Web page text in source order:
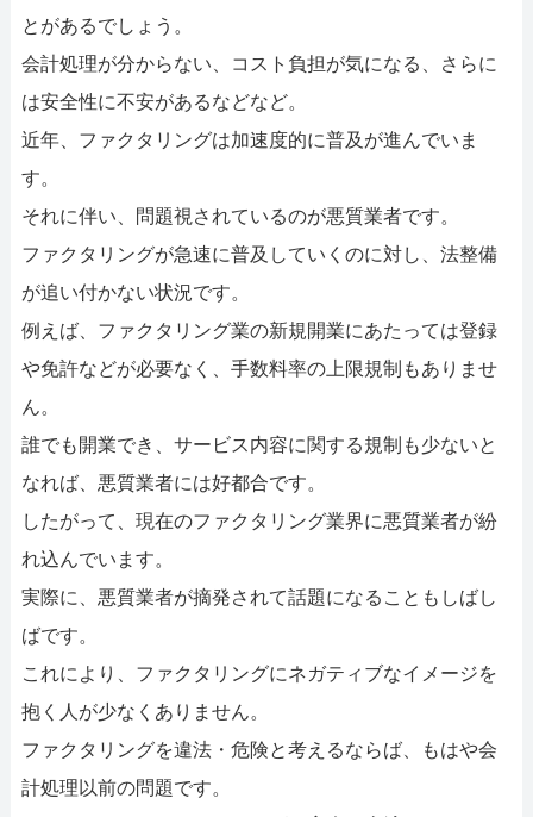
とがあるでしょう。
会計処理が分からない、コスト負担が気になる、さらに
は安全性に不安があるなどなど。
近年、ファクタリングは加速度的に普及が進んでいま
す。
それに伴い、問題視されているのが悪質業者です。
ファクタリングが急速に普及していくのに対し、法整備
が追い付かない状況です。
例えば、ファクタリング業の新規開業にあたっては登録
や免許などが必要なく、手数料率の上限規制もありませ
ん。
誰でも開業でき、サービス内容に関する規制も少ないと
なれば、悪質業者には好都合です。
したがって、現在のファクタリング業界に悪質業者が紛
れ込んでいます。
実際に、悪質業者が摘発されて話題になることもしばし
ばです。
これにより、ファクタリングにネガティブなイメージを
抱く人が少なくありません。
ファクタリングを違法・危険と考えるならば、もはや会
計処理以前の問題です。